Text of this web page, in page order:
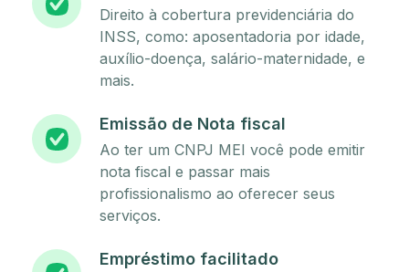
Direito à cobertura previdenciária do
INSS, como: aposentadoria por idade,
auxílio-doença, salário-maternidade, e
mais.
Emissão de Nota fiscal
Ao ter um CNPJ MEI você pode emitir
nota fiscal e passar mais
profissionalismo ao oferecer seus
serviços.
Empréstimo facilitado